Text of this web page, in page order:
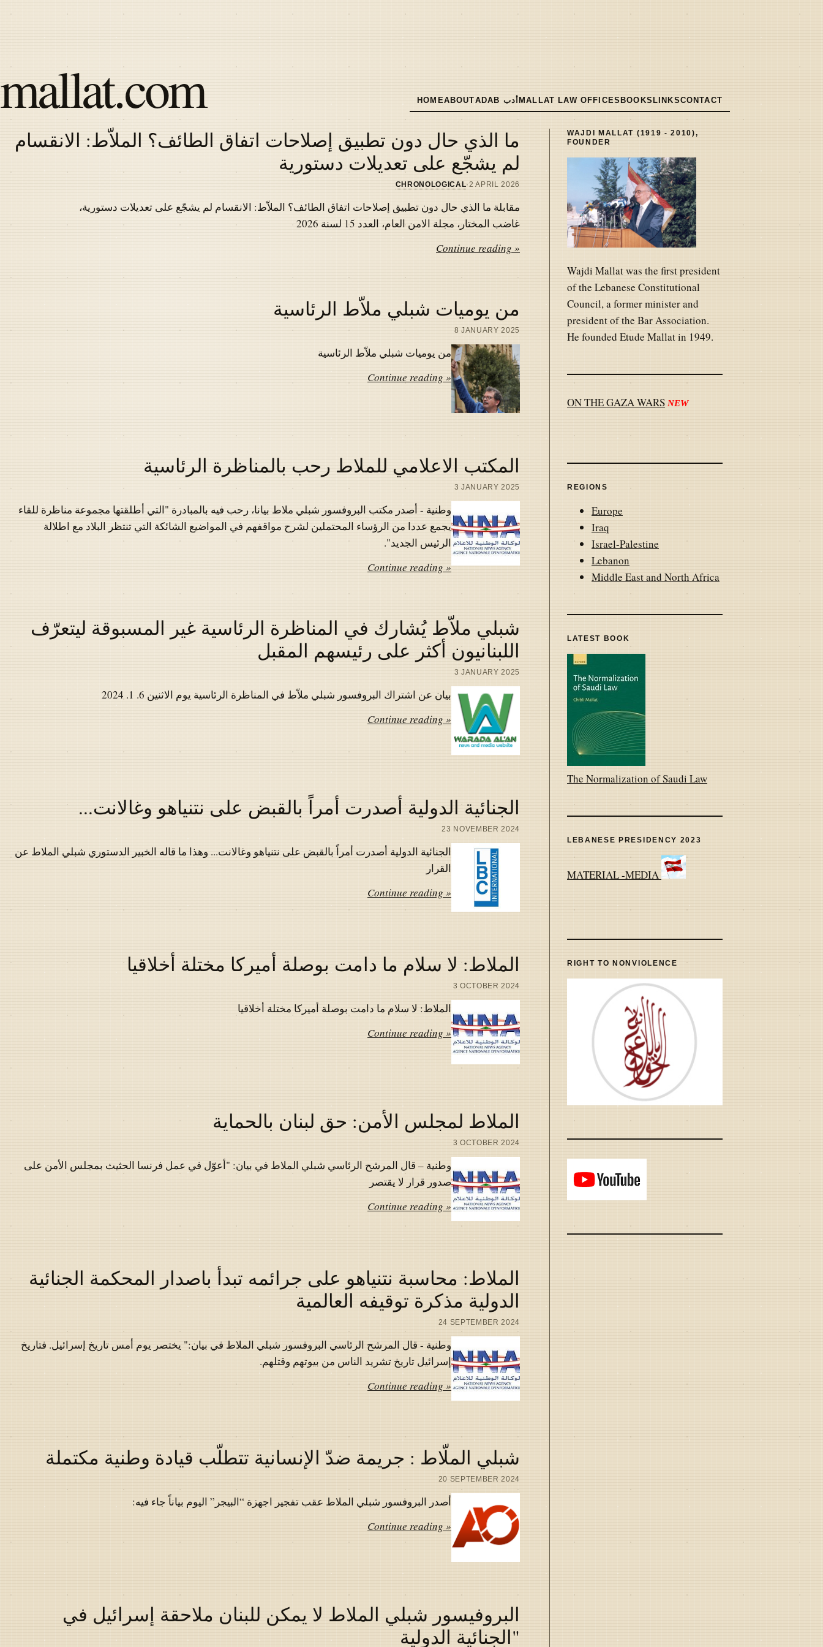
mallat.com
MAIN
HOMEABOUT ADAB أدب MALLAT LAW OFFICES BOOKS LINKSCONTACT
Latest
ما الذي حال دون تطبيق إصلاحات اتفاق الطائف؟ الملاّط: الانقسام
لم يشجّع على تعديلات دستورية
2 APRIL 2026
·
CHRONOLOGICAL
مقابلة ما الذي حال دون تطبيق إصلاحات اتفاق الطائف؟ الملاّط: الانقسام لم يشجّع على تعديلات دستورية،
غاضب المختار، مجلة الامن العام، العدد 15 لسنة 2026
Continue reading »
من يوميات شبلي ملاّط الرئاسية
8 JANUARY 2025
من يوميات شبلي ملاّط الرئاسية
Continue reading »
المكتب الاعلامي للملاط رحب بالمناظرة الرئاسية
3 JANUARY 2025
وطنية - أصدر مكتب البروفسور شبلي ملاط بيانا، رحب فيه بالمبادرة "التي أطلقتها مجموعة مناظرة للقاء
يجمع عددا من الرؤساء المحتملين لشرح مواقفهم في المواضيع الشائكة التي تنتظر البلاد مع اطلالة
الرئيس الجديد".
Continue reading »
شبلي ملاّط يُشارك في المناظرة الرئاسية غير المسبوقة ليتعرّف
اللبنانيون أكثر على رئيسهم المقبل
3 JANUARY 2025
بيان عن اشتراك البروفسور شبلي ملاّط في المناظرة الرئاسية يوم الاثنين 6. 1. 2024
Continue reading »
الجنائية الدولية أصدرت أمراً بالقبض على نتنياهو وغالانت...
23 NOVEMBER 2024
الجنائية الدولية أصدرت أمراً بالقبض على نتنياهو وغالانت... وهذا ما قاله الخبير الدستوري شبلي الملاط عن
القرار
Continue reading »
الملاط: لا سلام ما دامت بوصلة أميركا مختلة أخلاقيا
3 OCTOBER 2024
الملاط: لا سلام ما دامت بوصلة أميركا مختلة أخلاقيا
Continue reading »
الملاط لمجلس الأمن: حق لبنان بالحماية
3 OCTOBER 2024
وطنية – قال المرشح الرئاسي شبلي الملاط في بيان: "أعوّل في عمل فرنسا الحثيث بمجلس الأمن على
صدور قرار لا يقتصر
Continue reading »
الملاط: محاسبة نتنياهو على جرائمه تبدأ باصدار المحكمة الجنائية
الدولية مذكرة توقيفه العالمية
24 SEPTEMBER 2024
وطنية - قال المرشح الرئاسي البروفسور شبلي الملاط في بيان:" يختصر يوم أمس تاريخ إسرائيل. فتاريخ
إسرائيل تاريخ تشريد الناس من بيوتهم وقتلهم.
Continue reading »
شبلي الملّاط : جريمة ضدّ الإنسانية تتطلّب قيادة وطنية مكتملة
20 SEPTEMBER 2024
أصدر البروفسور شبلي الملاط عقب تفجير اجهزة “البيجر” اليوم بياناً جاء فيه:
Continue reading »
البروفيسور شبلي الملاط لا يمكن للبنان ملاحقة إسرائيل في
"الجنائية الدولية
WAJDI MALLAT (1919 - 2010),
FOUNDER
Wajdi Mallat was the first president
of the Lebanese Constitutional
Council, a former minister and
president of the Bar Association.
He founded Etude Mallat in 1949.
ON THE GAZA WARS NEW
REGIONS
Europe
Iraq
Israel-Palestine
Lebanon
Middle East and North Africa
LATEST BOOK
The Normalization of Saudi Law
LEBANESE PRESIDENCY 2023
MATERIAL -MEDIA
RIGHT TO NONVIOLENCE